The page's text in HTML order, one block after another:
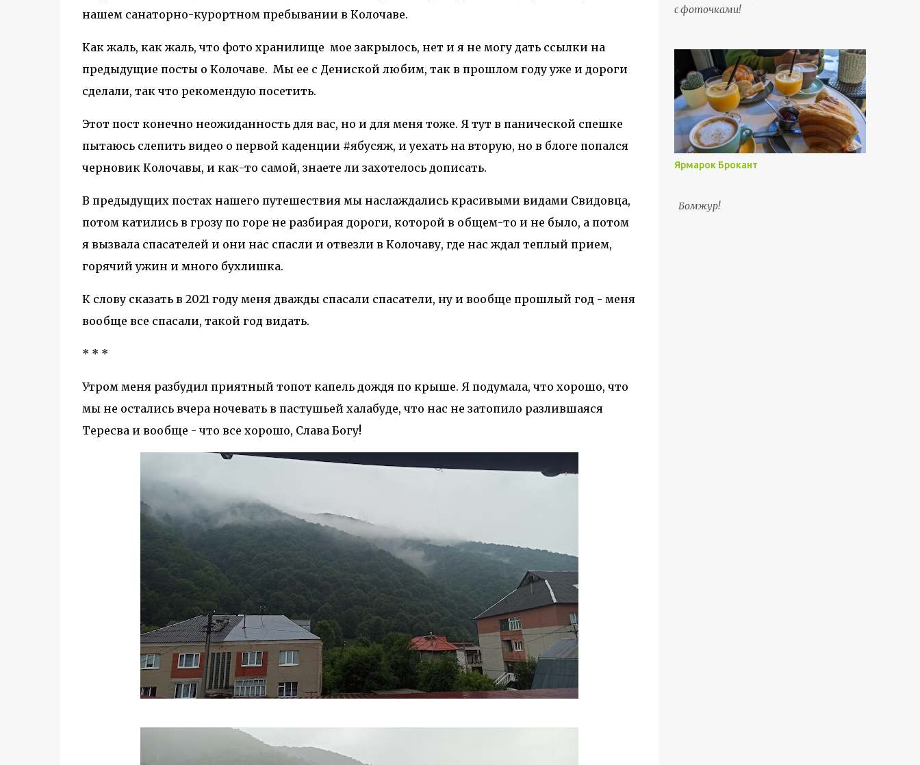
нашем санаторно-курортном пребывании в Колочаве.
Как жаль, как жаль, что фото хранилище мое закрылось, нет и я не могу дать ссылки на
предыдущие посты о Колочаве. Мы ее с Дениской любим, так в прошлом году уже и дороги
сделали, так что рекомендую посетить.
Этот пост конечно неожиданность для вас, но и для меня тоже. Я тут в панической спешке
пытаюсь слепить видео о первой каденции #ябусяж, и уехать на вторую, но в блоге попался
черновик Колочавы, и как-то самой, знаете ли захотелось дописать.
В предыдущих постах нашего путешествия мы наслаждались красивыми видами Свидовца,
потом катились в грозу по горе не разбирая дороги, которой в общем-то и не было, а потом
я вызвала спасателей и они нас спасли и отвезли в Колочаву, где нас ждал теплый прием,
горячий ужин и много бухлишка.
К слову сказать в 2021 году меня дважды спасали спасатели, ну и вообще прошлый год - меня
вообще все спасали, такой год видать.
* * *
Утром меня разбудил приятный топот капель дождя по крыше. Я подумала, что хорошо, что
мы не остались вчера ночевать в пастушьей халабуде, что нас не затопило разлившаяся
Тересва и вообще - что все хорошо, Слава Богу!
с фоточками!
Ярмарок Брокант
Бомжур!